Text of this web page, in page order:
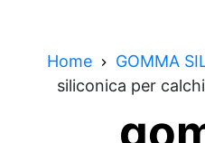
Home GOMMA
siliconica per